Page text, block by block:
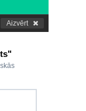
Aizvērt